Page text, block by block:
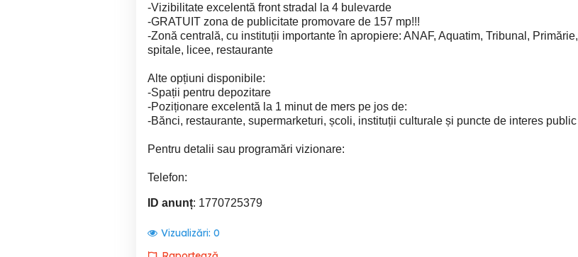
-Vizibilitate excelentă front stradal la 4 bulevarde
-GRATUIT zona de publicitate promovare de 157 mp!!!
-Zonă centrală, cu instituții importante în apropiere: ANAF, Aquatim, Tribunal, Primărie,
spitale, licee, restaurante
Alte opțiuni disponibile:
-Spații pentru depozitare
-Poziționare excelentă la 1 minut de mers pe jos de:
-Bănci, restaurante, supermarketuri, școli, instituții culturale și puncte de interes public
Pentru detalii sau programări vizionare:
Telefon:
ID anunț: 1770725379
Vizualizări: 0